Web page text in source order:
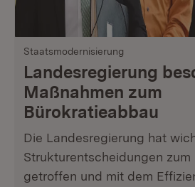
Staatsmodernisierung
Landesregierung
Maßnahmen zum
Bürokratieabbau
Die Landesregierung hat
Strukturentscheidungen
getroffen und mit dem